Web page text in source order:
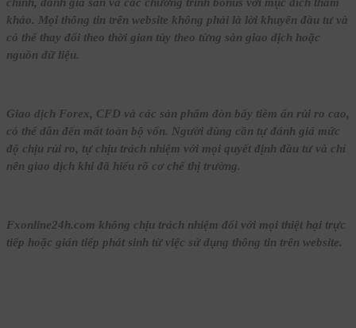
chính, đánh giá sàn và các chương trình bonus với mục đích tham
khảo. Mọi thông tin trên website không phải là lời khuyên đầu tư và
có thể thay đổi theo thời gian tùy theo từng sàn giao dịch hoặc
nguồn dữ liệu.
Giao dịch Forex, CFD và các sản phẩm đòn bẩy tiềm ẩn rủi ro cao,
có thể dẫn đến mất toàn bộ vốn. Người dùng cần tự đánh giá mức
độ chịu rủi ro, tự chịu trách nhiệm với mọi quyết định đầu tư và chỉ
nên giao dịch khi đã hiểu rõ cơ chế thị trường.
Fxonline24h.com không chịu trách nhiệm đối với mọi thiệt hại trực
tiếp hoặc gián tiếp phát sinh từ việc sử dụng thông tin trên website.